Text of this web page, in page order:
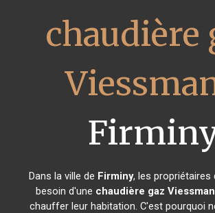
chaudière
Dans la ville de Firminy, les
besoin d'une chaudière gaz
chauffer leur habitation. C'est pourquoi